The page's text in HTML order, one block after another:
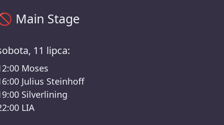
Stage harmonogram – Heideglühen #23 Lineup
Main Stage
11 lipca:
Moses
Julius Steinhoff
Silverlining
LIA